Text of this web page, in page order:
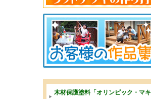
木材保護塗料「オリンピック・マキ